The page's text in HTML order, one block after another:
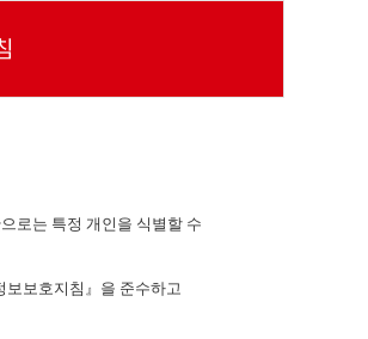
로는 특정 개인을 식별할 수
보보호지침』을 준수하고